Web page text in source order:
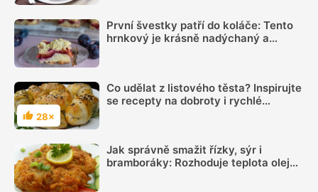
První švestky patří do koláče: Tento
hrnkový je krásně nadýchaný a
Hodnocení
28×
Co udělat z listového těsta? Inspirujte
se recepty na dobroty i rychlé
Jak správně smažit řízky, sýr i
bramboráky: Rozhoduje teplota oleje,